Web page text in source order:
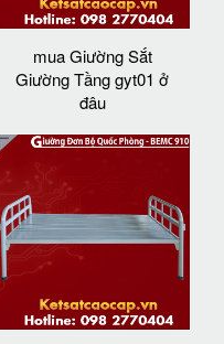
mua Giường Sắt
Giường Tầng gyt01 ở
đâu